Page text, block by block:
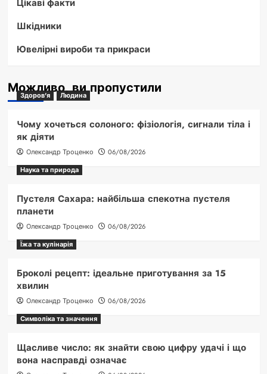
Цікаві факти
Шкідники
Ювелірні вироби та прикраси
Можливо, ви пропустили
Здоров'я Людина
Чому хочеться солоного: фізіологія, сигнали тіла і
як діяти
Олександр Троценко
06/08/2026
Наука та природа
Пустеля Сахара: найбільша спекотна пустеля
планети
Олександр Троценко
06/08/2026
Їжа та кулінарія
Броколі рецепт: ідеальне приготування за 15
хвилин
Олександр Троценко
06/08/2026
Символіка та значення
Щасливе число: як знайти свою цифру удачі і що
вона насправді означає